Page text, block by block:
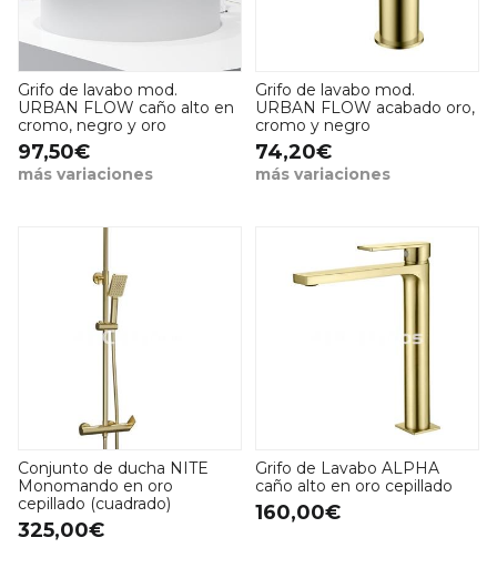
Grifo de lavabo mod.
URBAN FLOW caño alto en
cromo, negro y oro
97,50€
más variaciones
Grifo de lavabo mod.
URBAN FLOW acabado oro,
cromo y negro
74,20€
más variaciones
Conjunto de ducha NITE
Monomando en oro
cepillado (cuadrado)
325,00€
Grifo de Lavabo ALPHA
caño alto en oro cepillado
160,00€